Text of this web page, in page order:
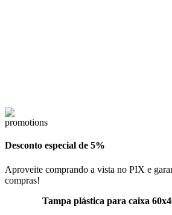
Desconto especial de 5%
Aproveite comprando a vista no PIX e
compras!
Tampa plástica para caixa